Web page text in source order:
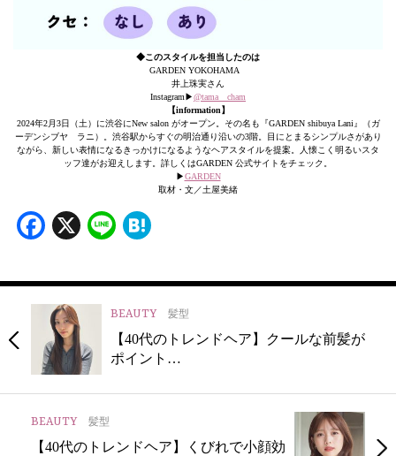
◆このスタイルを担当したのは
GARDEN YOKOHAMA
井上珠実さん
Instagram▶︎@tama__cham
【information】
2024年2月3日（土）に渋谷にNew salon がオープン。その名も『GARDEN shibuya Lani』（ガ
ーデンシブヤ ラニ）。渋谷駅からすぐの明治通り沿いの3階。目にとまるシンプルさがあり
ながら、新しい表情になるきっかけになるようなヘアスタイルを提案。人懐こく明るいスタ
ッフ達がお迎えします。詳しくはGARDEN 公式サイトをチェック。
▶︎GARDEN
取材・文／土屋美緒
Facebook
X Line
BEAUTY 髪型
【40代のトレンドヘア】クールな前髪が
ポイント…
BEAUTY 髪型
【40代のトレンドヘア】くびれで小顔効